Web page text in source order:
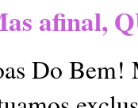
afinal,
Do